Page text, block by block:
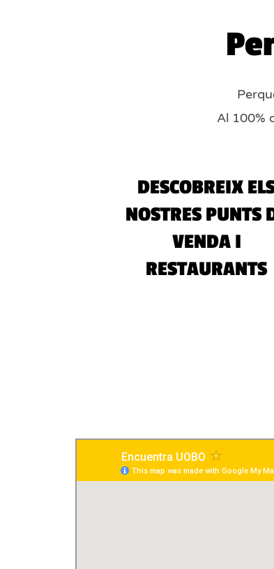
Al 100%
DESCOBREIX
NOSTRES PUNTS
VENDA I
RESTAURANTS